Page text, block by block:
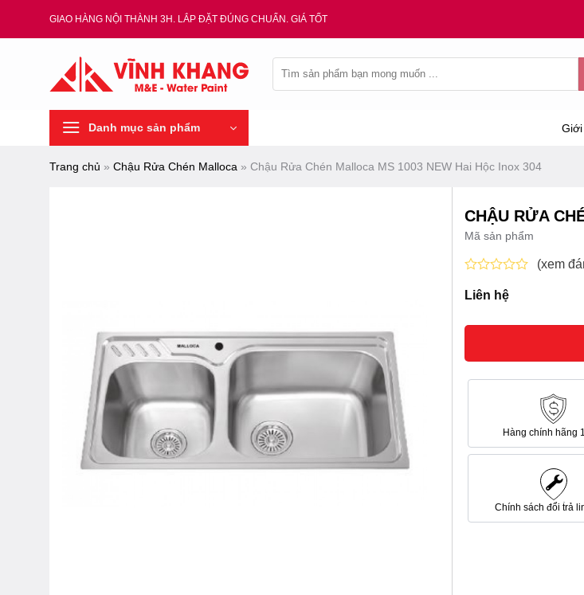
GIAO HÀNG NỘI THÀNH 3H. LẮP ĐẶT ĐÚNG CHUẨN. GIÁ TỐT
kiếm:
Danh mục sản phẩm
Trang chủ » Chậu Rửa Chén Malloca » Chậu Rửa Chén Malloca MS 1003 NEW Hai Hộc Inox 304
CHẬU RỬA
Mã sản phẩm
xếp
(xem
Liên hệ
Hàng chính hãng
Chính sách đổi trả